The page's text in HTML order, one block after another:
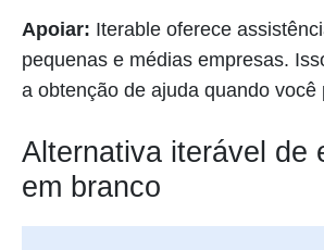
Apoiar: Iterable oferece
pequenas e médias empresas.
a obtenção de ajuda quando você
Alternativa iterável de
em branco